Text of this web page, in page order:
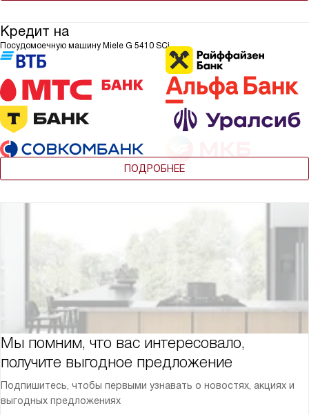
Кредит на
Посудомоечную машину Miele G 5410 SCi
ПОДРОБНЕЕ
Мы помним, что вас интересовало,
получите выгодное предложение
Подпишитесь, чтобы первыми узнавать о новостях, акциях и
выгодных предложениях